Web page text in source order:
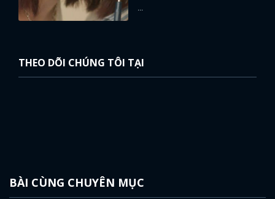
...
THEO DÕI CHÚNG TÔI TẠI
BÀI CÙNG CHUYÊN MỤC